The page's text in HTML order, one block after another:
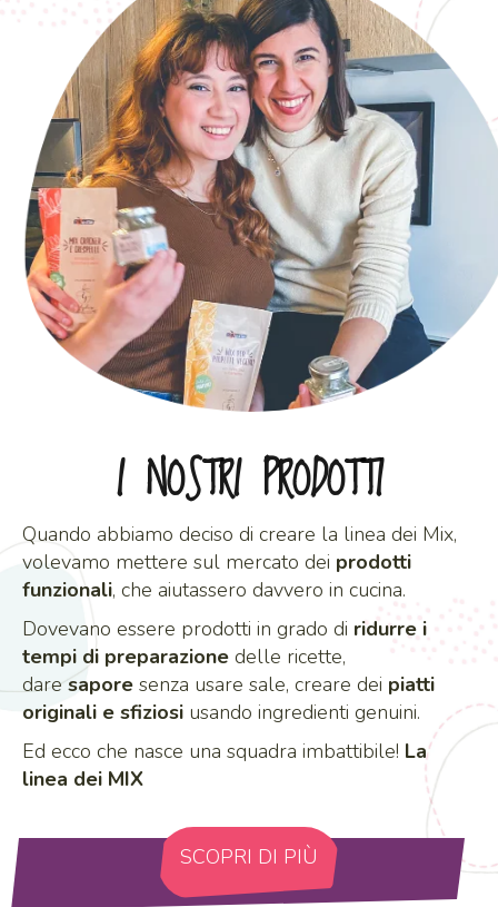
I NOSTRI PRODOTTI
Quando abbiamo deciso di creare la linea dei Mix,
volevamo mettere sul mercato dei prodotti
funzionali, che aiutassero davvero in cucina.
Dovevano essere prodotti in grado di ridurre i
tempi di preparazione delle ricette,
daresapore senza usare sale, creare dei piatti
originali e sfiziosi usando ingredienti genuini.
Ed ecco che nasce una squadra imbattibile! La
linea dei MIX
SCOPRI DI PIÙ